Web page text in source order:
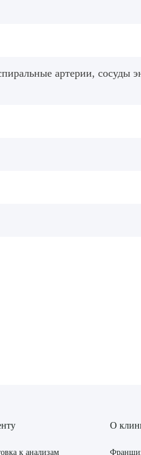
артерии, сосуды
к анализам
О